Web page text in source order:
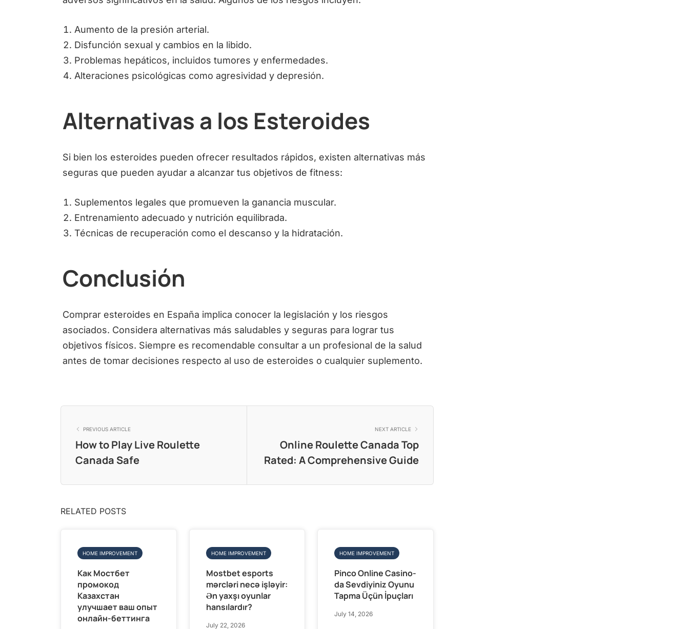
Aumento de la presión arterial.
Disfunción sexual y cambios en la libido.
Problemas hepáticos, incluidos tumores y enfermedades.
Alteraciones psicológicas como agresividad y depresión.
Alternativas a los Esteroides
Si bien los esteroides pueden ofrecer resultados rápidos, existen alternativas más
seguras que pueden ayudar a alcanzar tus objetivos de fitness:
Suplementos legales que promueven la ganancia muscular.
Entrenamiento adecuado y nutrición equilibrada.
Técnicas de recuperación como el descanso y la hidratación.
Conclusión
Comprar esteroides en España implica conocer la legislación y los riesgos
asociados. Considera alternativas más saludables y seguras para lograr tus
objetivos físicos. Siempre es recomendable consultar a un profesional de la salud
antes de tomar decisiones respecto al uso de esteroides o cualquier suplemento.
PREVIOUS ARTICLE
How to Play Live Roulette
Canada Safe
NEXT ARTICLE
Online Roulette Canada Top
Rated: A Comprehensive Guide
RELATED POSTS
HOME IMPROVEMENT
Как Мостбет
промокод
Казахстан
улучшает ваш опыт
онлайн-беттинга
HOME IMPROVEMENT
Mostbet esports
mərcləri necə işləyir:
Ən yaxşı oyunlar
hansılardır?
July 22, 2026
HOME IMPROVEMENT
Pinco Online Casino-
da Sevdiyiniz Oyunu
Tapma Üçün İpuçları
July 14, 2026